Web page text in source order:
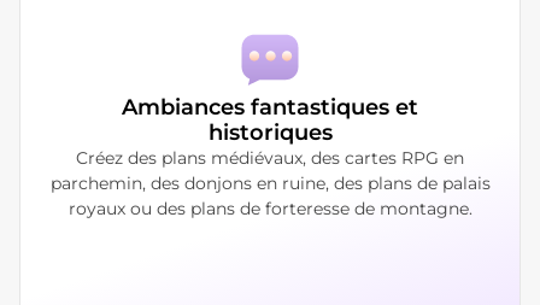
Ambiances fantastiques et
historiques
Créez des plans médiévaux, des cartes RPG en
parchemin, des donjons en ruine, des plans de palais
royaux ou des plans de forteresse de montagne.